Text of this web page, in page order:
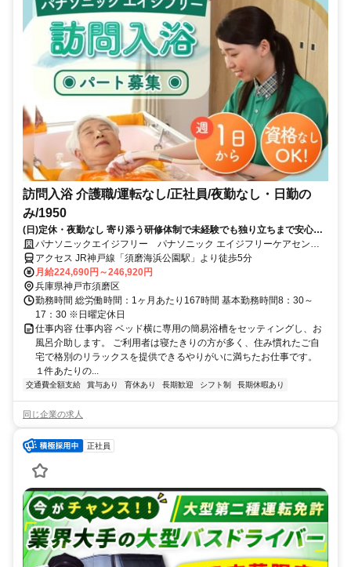
訪問入浴 介護職/運転なし/正社員/夜勤なし・日勤の
み/1950
(日)定休・夜勤なし 寄り添う研修体制で未経験でも独り立ちまで安心サ
ポート～30代～50代が活躍中 子育て・親の介護などに理解のある職場
です！～
パナソニックエイジフリー パナソニック エイジフリーケアセンタ
ー神戸・訪問入浴
アクセス JR神戸線「須磨海浜公園駅」より徒歩5分
月給224,690円～246,920円
兵庫県神戸市須磨区
勤務時間 総労働時間：1ヶ月あたり167時間 基本勤務時間8：30～
17：30 ※日曜定休日
仕事内容 仕事内容 ベッド横に専用の簡易浴槽をセッティングし、お
風呂介助します。 ご利用者は寝たきりの方が多く、住み慣れたご自
宅で格別のリラックスを提供できるやりがいに満ちたお仕事です。
１件あたりの...
交通費全額支給 賞与あり 育休あり 長期歓迎 シフト制 長期休暇あり
同じ企業の求人
正社員